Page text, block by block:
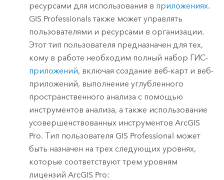
ресурсами для использования в приложениях.
GIS Professionals также может управлять
пользователями и ресурсами в организации.
Этот тип пользователя предназначен для тех,
кому в работе необходим полный набор ГИС-
приложений, включая создание веб-карт и веб-
приложений, выполнение углубленного
пространственного анализа с помощью
инструментов анализа, а также использование
усовершенствованных инструментовArcGIS
Pro. Тип пользователя GIS Professional может
быть назначен на трех следующих уровнях,
которые соответствуют трем уровням
лицензийArcGIS Pro: